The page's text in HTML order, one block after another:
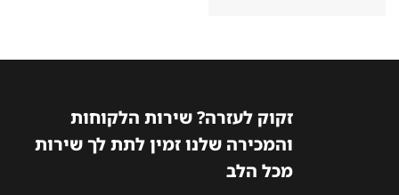
זקוק לעזרה? שירות הלקוחות
והמכירה שלנו זמין לתת לך שירות
מכל הלב